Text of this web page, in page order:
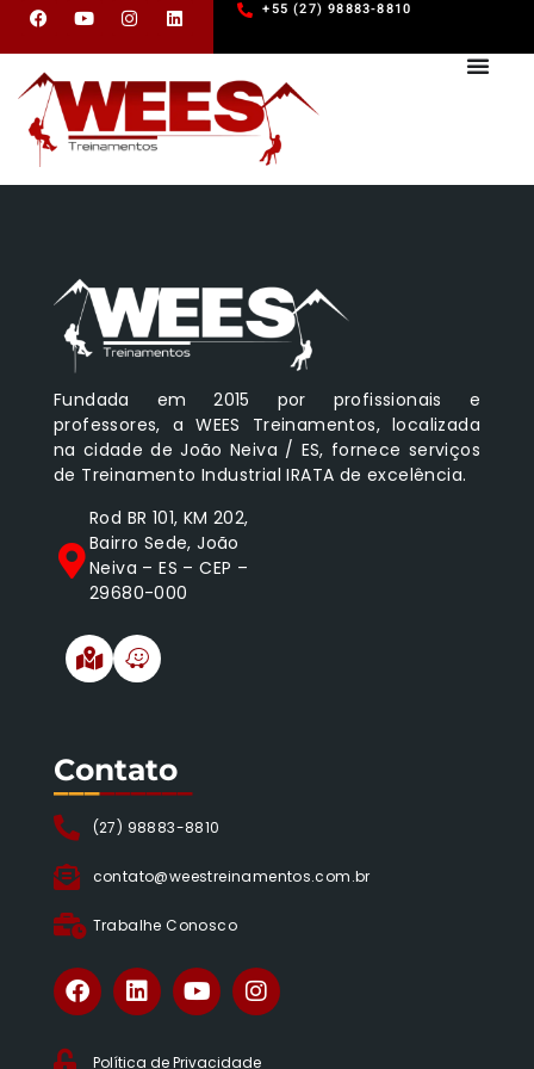
+55 (27) 98883-8810
Fundada em 2015 por profissionais e
professores, a WEES Treinamentos, localizada
na cidade de João Neiva / ES, fornece serviços
de Treinamento Industrial IRATA de excelência.
Rod BR 101, KM 202,
Bairro Sede, João
Neiva – ES – CEP –
29680-000
Contato
(27) 98883-8810
contato@weestreinamentos.com.br
Trabalhe Conosco
_________
Política de Privacidade